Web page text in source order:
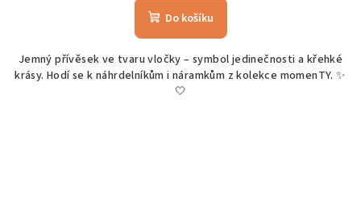
Do košíku
Jemný přívěsek ve tvaru vločky – symbol jedinečnosti a křehké
krásy. Hodí se k náhrdelníkům i náramkům z kolekce momenTY. ✨
🤍